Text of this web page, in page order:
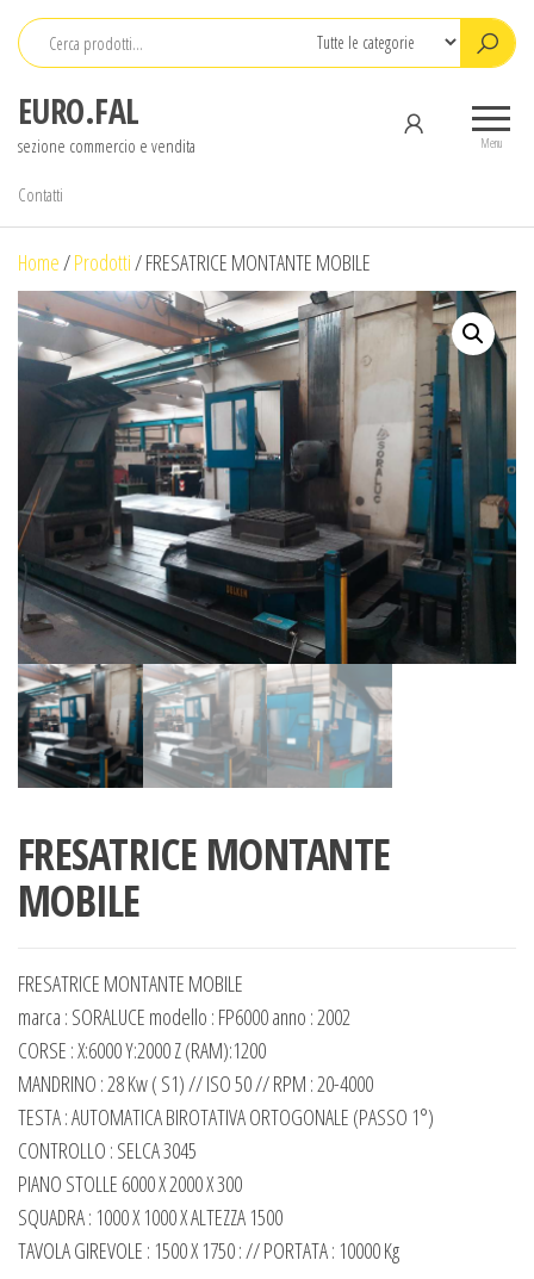
Salta
contenuto
EURO.FAL
sezione commercio e vendita Menu
Contatti
Home/Prodotti/FRESATRICE MONTANTE MOBILE
FRESATRICE MONTANTE
MOBILE
FRESATRICE MONTANTE MOBILE
marca : SORALUCE modello : FP6000 anno : 2002
CORSE : X:6000 Y:2000 Z (RAM):1200
MANDRINO : 28 Kw ( S1) // ISO 50 // RPM : 20-4000
TESTA : AUTOMATICA BIROTATIVA ORTOGONALE (PASSO 1°)
CONTROLLO : SELCA 3045
PIANO STOLLE 6000 X 2000 X 300
SQUADRA : 1000 X 1000 X ALTEZZA 1500
TAVOLA GIREVOLE : 1500 X 1750 : // PORTATA : 10000 Kg